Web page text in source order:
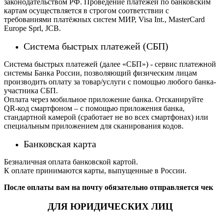
законодательством РФ. Проведение платежей по банковским
картам осуществляется в строгом соответствии с
требованиями платёжных систем МИР, Visa Int., MasterCard
Europe Sprl, JCB.
Система быстрых платежей (СБП)
Система быстрых платежей (далее «СБП») - сервис платежной
системы Банка России, позволяющий физическим лицам
производить оплату за товар/услуги с помощью любого банка-
участника СБП.
Оплата через мобильное приложение банка. Отсканируйте
QR-код смартфоном – с помощью приложения банка,
стандартной камерой (сработает не во всех смартфонах) или
специальным приложением для сканирования кодов.
Банковская карта
Безналичная оплата банковской картой.
К оплате принимаются карты, выпущенные в России.
После оплаты вам на почту обязательно отправляется чек
ДЛЯ ЮРИДИЧЕСКИХ ЛИЦ